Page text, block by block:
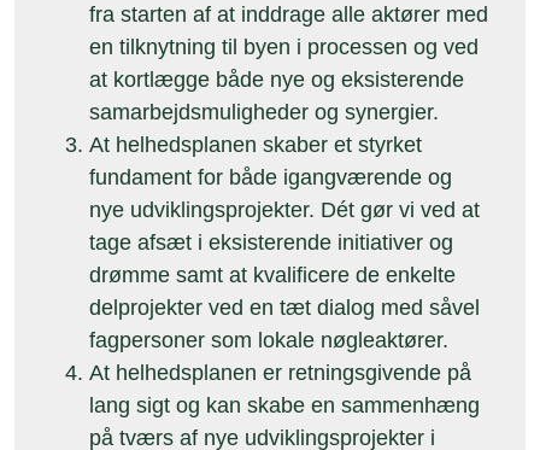
fra starten af at inddrage alle aktører med
en tilknytning til byen i processen og ved
at kortlægge både nye og eksisterende
samarbejdsmuligheder og synergier.
At helhedsplanen skaber et styrket
fundament for både igangværende og
nye udviklingsprojekter. Dét gør vi ved at
tage afsæt i eksisterende initiativer og
drømme samt at kvalificere de enkelte
delprojekter ved en tæt dialog med såvel
fagpersoner som lokale nøgleaktører.
At helhedsplanen er retningsgivende på
lang sigt og kan skabe en sammenhæng
på tværs af nye udviklingsprojekter i